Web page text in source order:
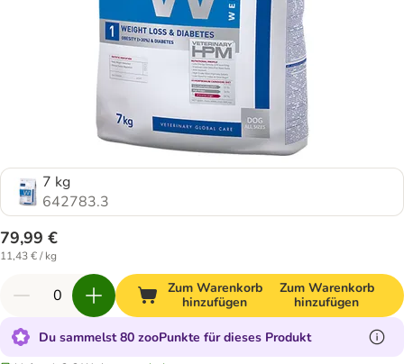
7 kg
642783.3
79,99 €
11,43 € / kg
Zum Warenkorb
hinzufügen
Zum Warenkorb
hinzufügen
Du sammelst 80 zooPunkte für dieses Produkt